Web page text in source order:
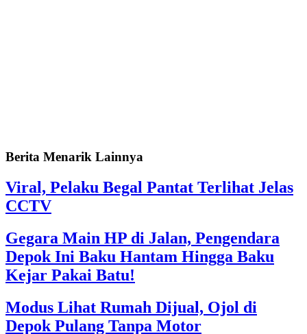
Berita Menarik Lainnya
Viral, Pelaku Begal Pantat Terlihat Jelas
CCTV
Gegara Main HP di Jalan, Pengendara
Depok Ini Baku Hantam Hingga Baku
Kejar Pakai Batu!
Modus Lihat Rumah Dijual, Ojol di
Depok Pulang Tanpa Motor